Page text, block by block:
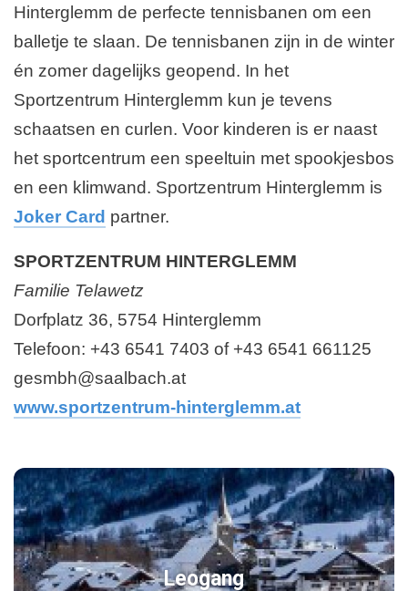
Hinterglemm de perfecte tennisbanen om een
balletje te slaan. De tennisbanen zijn in de winter
én zomer dagelijks geopend. In het
Sportzentrum Hinterglemm kun je tevens
schaatsen en curlen. Voor kinderen is er naast
het sportcentrum een speeltuin met spookjesbos
en een klimwand. Sportzentrum Hinterglemm is
Joker Card partner.
SPORTZENTRUM HINTERGLEMM
Familie Telawetz
Dorfplatz 36, 5754 Hinterglemm
Telefoon: +43 6541 7403 of +43 6541 661125
gesmbh@saalbach.at
www.sportzentrum-hinterglemm.at
Leogang